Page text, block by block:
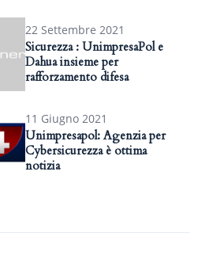
22 Settembre 2021
Sicurezza : UnimpresaPol e
Dahua insieme per
rafforzamento difesa
11 Giugno 2021
Unimpresapol: Agenzia per
Cybersicurezza è ottima
notizia